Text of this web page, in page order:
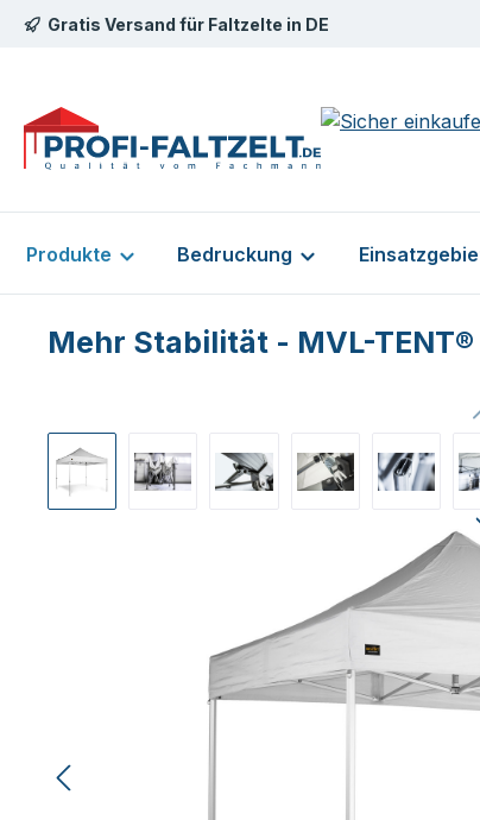
Hauptinhalt springen
Zur Suche springen
Zur Hauptnavigation springen
Gratis Versand für Faltzelte in DE
Produkte Bedruckung
Mehr Stabilität - MVL-
Bildergalerie überspringen